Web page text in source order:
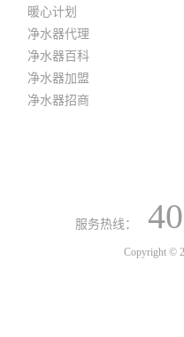
暖心计划
净水器代理
净水器百科
净水器加盟
净水器招商
服务热线：
Copyright ©